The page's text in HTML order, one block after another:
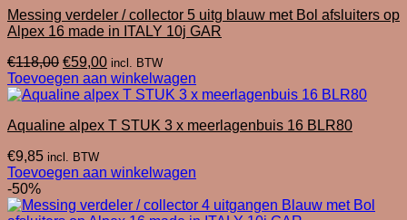
Messing verdeler / collector 5 uitg blauw met Bol afsluiters op
Alpex 16 made in ITALY 10j GAR
€118,00 Oorspronkelijke
prijs
was:
€59,00Huidige
prijs
is:
incl. BTW
Toevoegen aan winkelwagen
Aqualine alpex T STUK 3 x meerlagenbuis 16 BLR80
€9,85 incl. BTW
Toevoegen aan winkelwagen
-50%